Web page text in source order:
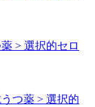
> 選択的セロ
つ薬 > 選択的